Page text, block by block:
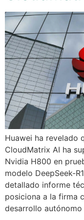
Huawei ha revelado
CloudMatrix AI ha
Nvidia H800 en
modelo DeepSeek-
detallado informe
posiciona a la firma
desarrollo